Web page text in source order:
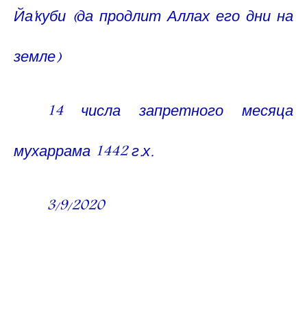
Йакуби (да продлит Аллах его дни на
земле)
14 числа запретного месяца
мухаррама 1442 г.х.
3/9/2020